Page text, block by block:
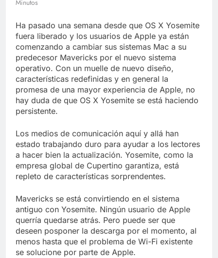
paranormales con
binoculares de visión
nocturna y reuniones de
secuestrados
7 Años Atrás
La Inteligencia Artificial
deepfake de Samsung
fabrica un clip de
movimiento desde una
sola foto
7 Años Atrás
Minutos
Ha pasado una semana desde que OS X Yosemite
fuera liberado y los usuarios de Apple ya están
comenzando a cambiar sus sistemas Mac a su
predecesor Mavericks por el nuevo sistema
operativo. Con un muelle de nuevo diseño,
características redefinidas y en general la
promesa de una mayor experiencia de Apple, no
hay duda de que OS X Yosemite se está haciendo
persistente.
Los medios de comunicación aquí y allá han
estado trabajando duro para ayudar a los lectores
a hacer bien la actualización. Yosemite, como la
empresa global de Cupertino garantiza, está
repleto de características sorprendentes.
Mavericks se está convirtiendo en el sistema
antiguo con Yosemite. Ningún usuario de Apple
querría quedarse atrás. Pero puede ser que
deseen posponer la descarga por el momento, al
menos hasta que el problema de Wi-Fi existente
se solucione por parte de Apple.